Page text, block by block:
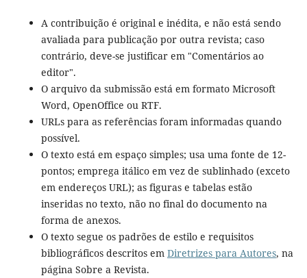
A contribuição é original e inédita, e não está sendo
avaliada para publicação por outra revista; caso
contrário, deve-se justificar em "Comentários ao
editor".
O arquivo da submissão está em formato Microsoft
Word, OpenOffice ou RTF.
URLs para as referências foram informadas quando
possível.
O texto está em espaço simples; usa uma fonte de 12-
pontos; emprega itálico em vez de sublinhado (exceto
em endereços URL); as figuras e tabelas estão
inseridas no texto, não no final do documento na
forma de anexos.
O texto segue os padrões de estilo e requisitos
bibliográficos descritos em Diretrizes para Autores, na
página Sobre a Revista.